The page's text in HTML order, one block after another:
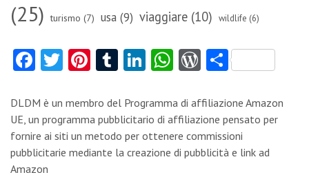
(25) turismo (7) usa (9) viaggiare (10) wildlife (6)
Fa
b
o
o
k
T
itt
er
Pi
er
es
t
T
m
bl
r
Li
e
dI
n
W
ts
A
p
W
d
Pr
es
C
n
di
vi
DLDM è un membro del Programma di affiliazione Amazon
UE, un programma pubblicitario di affiliazione pensato per
fornire ai siti un metodo per ottenere commissioni
pubblicitarie mediante la creazione di pubblicità e link ad
Amazon